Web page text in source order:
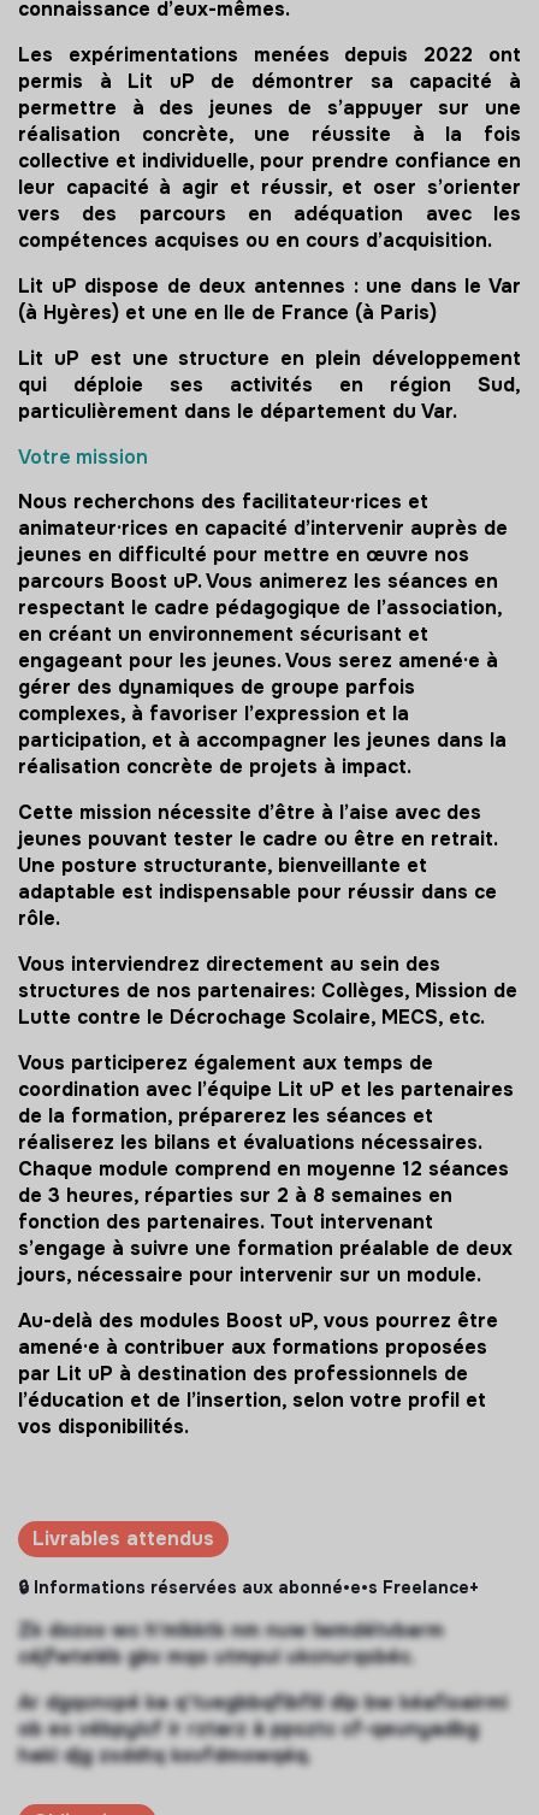
connaissance d’eux-mêmes.
Les expérimentations menées depuis 2022 ont
permis à Lit uP de démontrer sa capacité à
permettre à des jeunes de s’appuyer sur une
réalisation concrète, une réussite à la fois
collective et individuelle, pour prendre confiance en
leur capacité à agir et réussir, et oser s’orienter
vers des parcours en adéquation avec les
compétences acquises ou en cours d’acquisition.
Lit uP dispose de deux antennes : une dans le Var
(à Hyères) et une en Ile de France (à Paris)
Lit uP est une structure en plein développement
qui déploie ses activités en région Sud,
particulièrement dans le département du Var.
Votre mission
Nous recherchons des facilitateur·rices et
animateur·rices en capacité d’intervenir auprès de
jeunes en difficulté pour mettre en œuvre nos
parcours Boost uP. Vous animerez les séances en
respectant le cadre pédagogique de l’association,
en créant un environnement sécurisant et
engageant pour les jeunes. Vous serez amené·e à
gérer des dynamiques de groupe parfois
complexes, à favoriser l’expression et la
participation, et à accompagner les jeunes dans la
réalisation concrète de projets à impact.
Cette mission nécessite d’être à l’aise avec des
jeunes pouvant tester le cadre ou être en retrait.
Une posture structurante, bienveillante et
adaptable est indispensable pour réussir dans ce
rôle.
Vous interviendrez directement au sein des
structures de nos partenaires: Collèges, Mission de
Lutte contre le Décrochage Scolaire, MECS, etc.
Vous participerez également aux temps de
coordination avec l’équipe Lit uP et les partenaires
de la formation, préparerez les séances et
réaliserez les bilans et évaluations nécessaires.
Chaque module comprend en moyenne 12 séances
de 3 heures, réparties sur 2 à 8 semaines en
fonction des partenaires. Tout intervenant
s’engage à suivre une formation préalable de deux
jours, nécessaire pour intervenir sur un module.
Au-delà des modules Boost uP, vous pourrez être
amené·e à contribuer aux formations proposées
par Lit uP à destination des professionnels de
l’éducation et de l’insertion, selon votre profil et
vos disponibilités.
Livrables attendus
🔒 Informations réservées aux abonné•e•s Freelance+
Zk dozxo wc h'mlkktk nm nuw lwmdétvbarm
céjfwteléb gkv mqo utmpui ukcnurqsbéc.
Ar dgqcncpé ka q'tuegbbqfibflil dlp bw kéafioairmi
ob eo vébpylcf ir rztarz à ppsztc cf-qeunyadbg
haki djg zsddtq kxvfdmowqéq.